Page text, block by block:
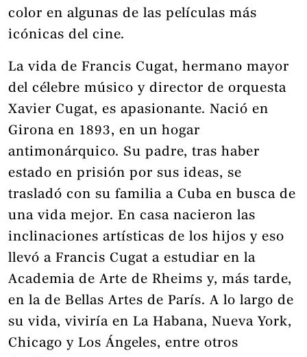
color en algunas de las películas más
icónicas del cine.
La vida de Francis Cugat, hermano mayor
del célebre músico y director de orquesta
Xavier Cugat, es apasionante. Nació en
Girona en 1893, en un hogar
antimonárquico. Su padre, tras haber
estado en prisión por sus ideas, se
trasladó con su familia a Cuba en busca de
una vida mejor. En casa nacieron las
inclinaciones artísticas de los hijos y eso
llevó a Francis Cugat a estudiar en la
Academia de Arte de Rheims y, más tarde,
en la de Bellas Artes de París. A lo largo de
su vida, viviría en La Habana, Nueva York,
Chicago y Los Ángeles, entre otros